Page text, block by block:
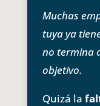
Muchas
tuya ya
no termina
objetivo.
Quizá la